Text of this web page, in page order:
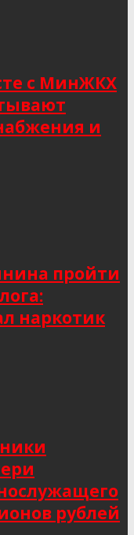
с МинЖКХ
и
пройти
наркотик
рублей